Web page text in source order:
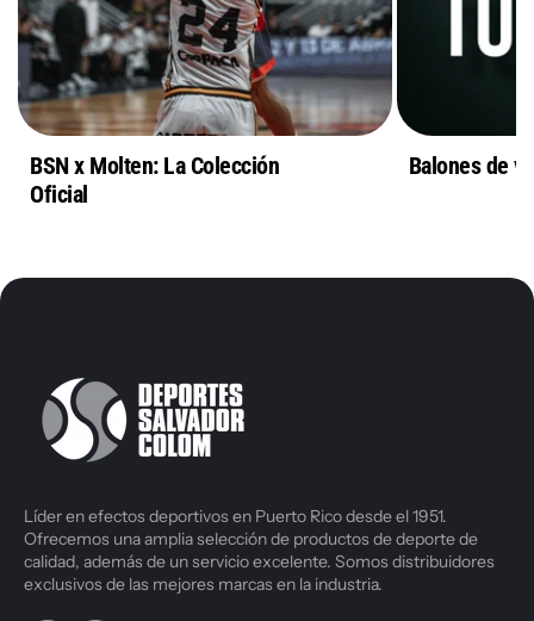
BSN x Molten: La Colección
Oficial
Balones de
Líder en efectos deportivos en Puerto Rico desde el 1951.
Ofrecemos una amplia selección de productos de deporte de
calidad, además de un servicio excelente. Somos distribuidores
exclusivos de las mejores marcas en la industria.